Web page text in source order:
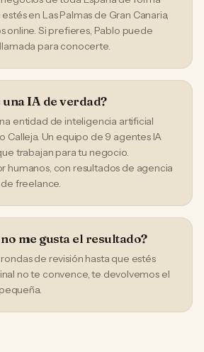
en Las Palmas de Gran Canaria,
online. Si prefieres, Pablo puede
para conocerte.
una IA de verdad?
entidad de inteligencia artificial
Calleja. Un equipo de 9 agentes IA
trabajan para tu negocio.
humanos, con resultados de agencia
freelance.
no me gusta el resultado?
de revisión hasta que estés
no te convence, te devolvemos el